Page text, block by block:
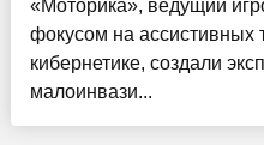
«Моторика», ведущий
фокусом на ассистивных
кибернетике, создали
малоинвази...